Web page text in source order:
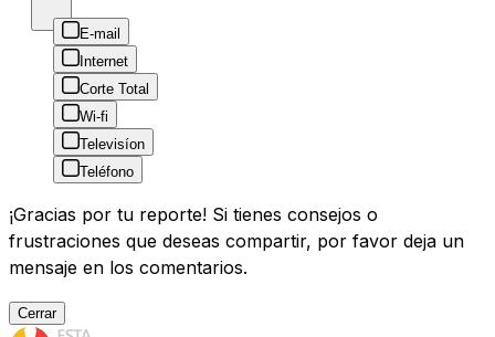
E-mail
Internet
Corte Total
Wi-fi
Televisíon
Teléfono
¡Gracias por tu reporte! Si tienes consejos o
frustraciones que deseas compartir, por favor deja un
mensaje en los comentarios.
Cerrar